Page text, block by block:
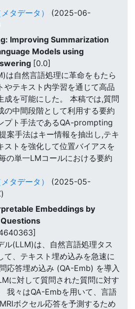
タデータ）
(2025-06-
Improving Summarization
Models using
[0.0]
は自然言語処理に革命をもたら
やテキスト内学習を通じて高品
成を可能にした。 本稿では,質問
の中間段階として利用する要約
プト手法であるQA-prompting
案手法はキー情報を抽出し,テキ
ストを強化して位置バイアスを
の単一LMコールにおける要約
タデータ）
(2025-05-
Embeddings by
ル(LLM)は、自然言語処理タス
て、テキスト埋め込みを急速に
応答埋め込み (QA-Emb) を導入
に対して質問された質問に対す
我々はQA-Embを用いて、言語
ボクセル応答を予測するため